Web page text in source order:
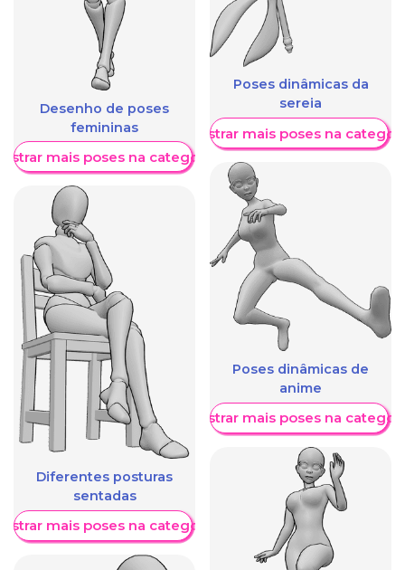
Desenho de poses
femininas
mais poses na categoria
Diferentes posturas
sentadas
mais poses na categoria
Poses dinâmicas da
sereia
Mostrar mais poses na
Poses dinâmicas de
anime
Mostrar mais poses na